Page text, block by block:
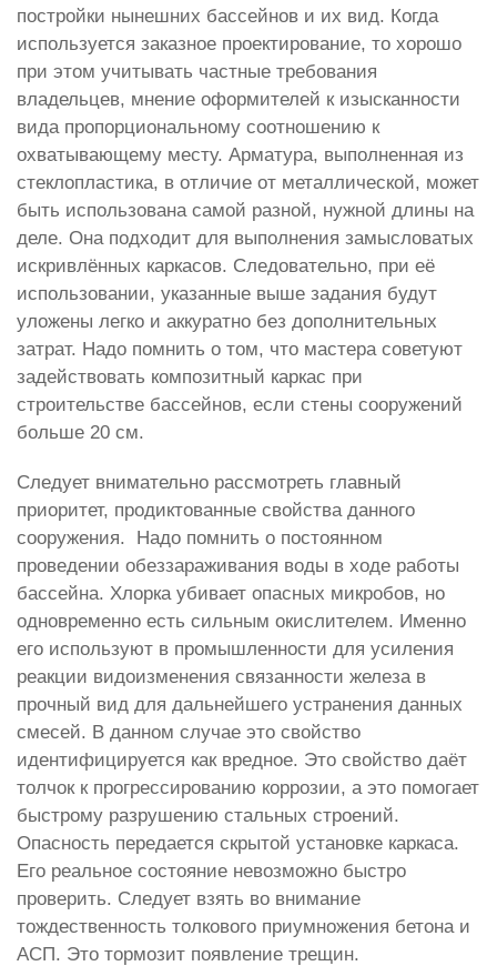
постройки нынешних бассейнов и их вид. Когда
используется заказное проектирование, то хорошо
при этом учитывать частные требования
владельцев, мнение оформителей к изысканности
вида пропорциональному соотношению к
охватывающему месту. Арматура, выполненная из
стеклопластика, в отличие от металлической, может
быть использована самой разной, нужной длины на
деле. Она подходит для выполнения замысловатых
искривлённых каркасов. Следовательно, при её
использовании, указанные выше задания будут
уложены легко и аккуратно без дополнительных
затрат. Надо помнить о том, что мастера советуют
задействовать композитный каркас при
строительстве бассейнов, если стены сооружений
больше 20 см.
Следует внимательно рассмотреть главный
приоритет, продиктованные свойства данного
сооружения. Надо помнить о постоянном
проведении обеззараживания воды в ходе работы
бассейна. Хлорка убивает опасных микробов, но
одновременно есть сильным окислителем. Именно
его используют в промышленности для усиления
реакции видоизменения связанности железа в
прочный вид для дальнейшего устранения данных
смесей. В данном случае это свойство
идентифицируется как вредное. Это свойство даёт
толчок к прогрессированию коррозии, а это помогает
быстрому разрушению стальных строений.
Опасность передается скрытой установке каркаса.
Его реальное состояние невозможно быстро
проверить. Следует взять во внимание
тождественность толкового приумножения бетона и
АСП. Это тормозит появление трещин.